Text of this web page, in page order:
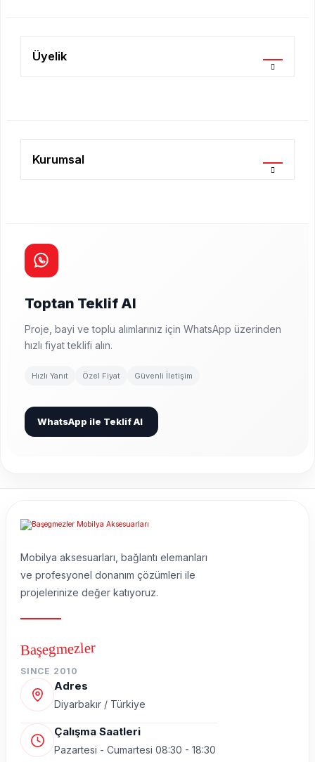
Üyelik
Kurumsal
Toptan Teklif Al
Proje, bayi ve toplu alımlarınız için WhatsApp üzerinden
hızlı fiyat teklifi alın.
Hızlı Yanıt Özel Fiyat Güvenli İletişim
WhatsApp ile Teklif Al
Mobilya aksesuarları, bağlantı elemanları
ve profesyonel donanım çözümleri ile
projelerinize değer katıyoruz.
Başegmezler
SINCE 2010
Adres
Diyarbakır / Türkiye
Çalışma Saatleri
Pazartesi - Cumartesi 08:30 - 18:30